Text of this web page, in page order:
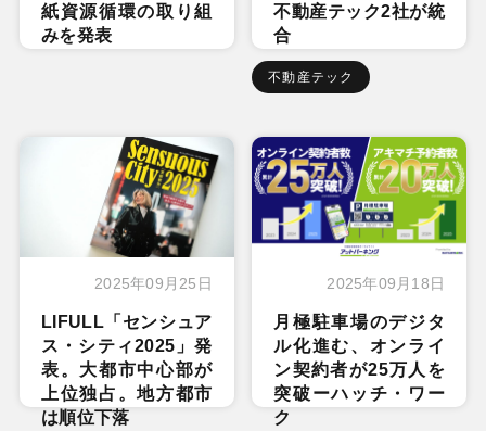
紙資源循環の取り組
みを発表
不動産テック2社が統
合
不動産テック
2025年09月25日
LIFULL「センシュア
ス・シティ2025」発
表。大都市中心部が
上位独占。地方都市
は順位下落
2025年09月18日
月極駐車場のデジタ
ル化進む、オンライ
ン契約者が25万人を
突破ーハッチ・ワー
ク